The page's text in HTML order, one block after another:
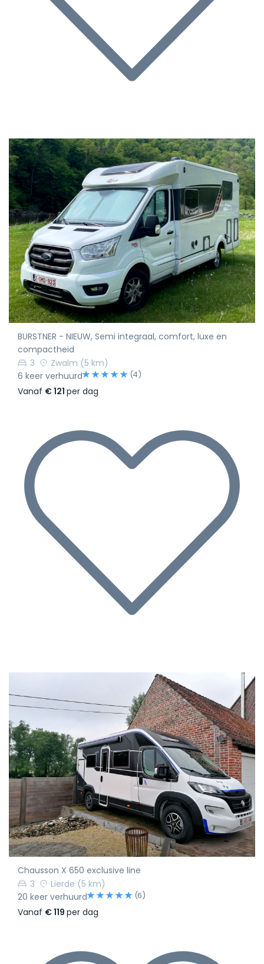
BURSTNER - NIEUW, Semi integraal, comfort, luxe en
compactheid
3
Zwalm (5 km)
6 keer verhuurd
(4)
Vanaf € 121 per dag
Chausson X 650 exclusive line
3
Lierde (5 km)
20 keer verhuurd
(6)
Vanaf € 119 per dag